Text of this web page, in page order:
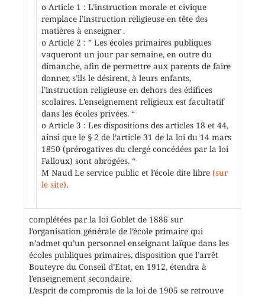
o Article 1 : L’instruction morale et civique
remplace l’instruction religieuse en tête des
matières à enseigner .
o Article 2 : ” Les écoles primaires publiques
vaqueront un jour par semaine, en outre du
dimanche, afin de permettre aux parents de faire
donner, s’ils le désirent, à leurs enfants,
l’instruction religieuse en dehors des édifices
scolaires. L’enseignement religieux est facultatif
dans les écoles privées. “
o Article 3 : Les dispositions des articles 18 et 44,
ainsi que le § 2 de l’article 31 de la loi du 14 mars
1850 (prérogatives du clergé concédées par la loi
Falloux) sont abrogées. “
M Naud Le service public et l’école dite libre (sur
le site).
complétées par la loi Goblet de 1886 sur
l’organisation générale de l’école primaire qui
n’admet qu’un personnel enseignant laïque dans les
écoles publiques primaires, disposition que l’arrêt
Bouteyre du Conseil d’Etat, en 1912, étendra à
l’enseignement secondaire.
L’esprit de compromis de la loi de 1905 se retrouve